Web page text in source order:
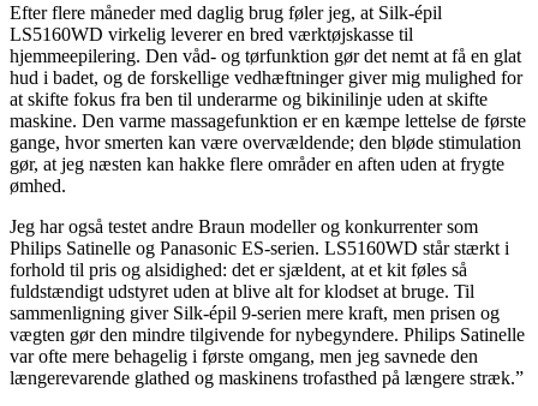
Efter flere måneder med daglig brug føler jeg, at Silk-épil
LS5160WD virkelig leverer en bred værktøjskasse til
hjemmeepilering. Den våd- og tørfunktion gør det nemt at få en glat
hud i badet, og de forskellige vedhæftninger giver mig mulighed for
at skifte fokus fra ben til underarme og bikinilinje uden at skifte
maskine. Den varme massagefunktion er en kæmpe lettelse de første
gange, hvor smerten kan være overvældende; den bløde stimulation
gør, at jeg næsten kan hakke flere områder en aften uden at frygte
ømhed.
Jeg har også testet andre Braun modeller og konkurrenter som
Philips Satinelle og Panasonic ES-serien. LS5160WD står stærkt i
forhold til pris og alsidighed: det er sjældent, at et kit føles så
fuldstændigt udstyret uden at blive alt for klodset at bruge. Til
sammenligning giver Silk-épil 9-serien mere kraft, men prisen og
vægten gør den mindre tilgivende for nybegyndere. Philips Satinelle
var ofte mere behagelig i første omgang, men jeg savnede den
længerevarende glathed og maskinens trofasthed på længere stræk.”